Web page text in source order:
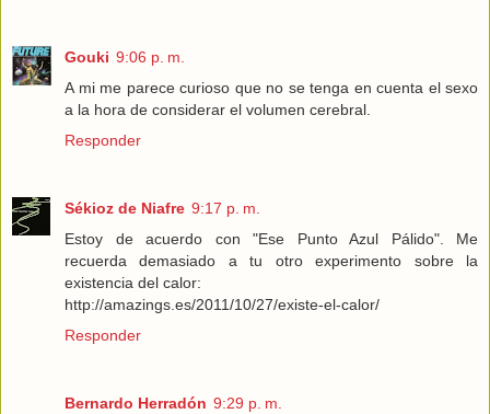
Gouki 9:06 p. m.
A mi me parece curioso que no se tenga en cuenta el sexo
a la hora de considerar el volumen cerebral.
Responder
Sékioz de Niafre 9:17 p. m.
Estoy de acuerdo con "Ese Punto Azul Pálido". Me
recuerda demasiado a tu otro experimento sobre la
existencia del calor:
http://amazings.es/2011/10/27/existe-el-calor/
Responder
Bernardo Herradón 9:29 p. m.